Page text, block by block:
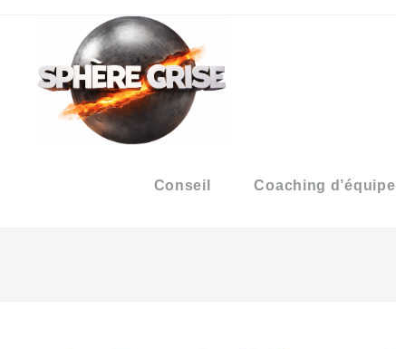
Conseil Coaching d’équipe